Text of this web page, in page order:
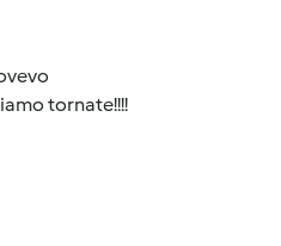
tornate!!!!